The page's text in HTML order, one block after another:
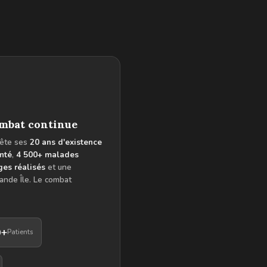
continue
ses 20 ans d'existence
, 4 500+ malades
réalisés et une
Île. Le combat
Patients